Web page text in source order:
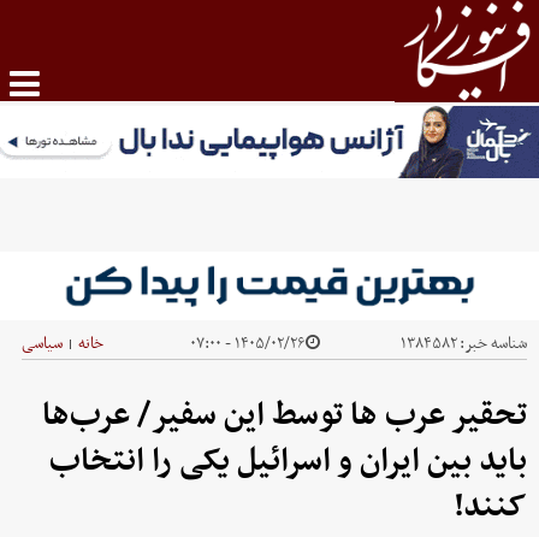
شناسه خبر:۱۳۸۴۵۸۲ ۱۴۰۵/۰۲/۲۶ - ۰۷:۰۰ خانه | سیاسی
تحقیر عرب ها توسط این سفیر/ عرب‌ها
باید بین ایران و اسرائیل یکی را انتخاب
کنند!